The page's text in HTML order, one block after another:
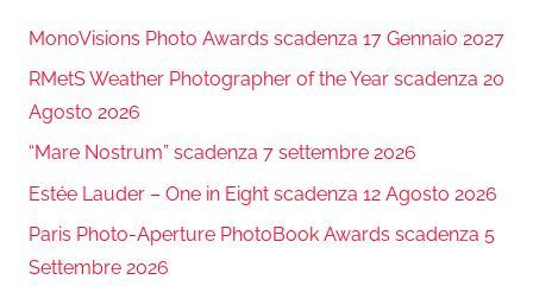
MonoVisions Photo Awards scadenza 17 Gennaio 2027
RMetS Weather Photographer of the Year scadenza 20
Agosto 2026
“Mare Nostrum” scadenza 7 settembre 2026
Estée Lauder – One in Eight scadenza 12 Agosto 2026
Paris Photo-Aperture PhotoBook Awards scadenza 5
Settembre 2026